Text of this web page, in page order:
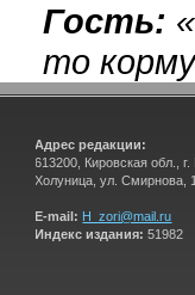
Гость: «
то
Адрес редакции:
613200, Кировская обл., г.
Холуница, ул. Смирнова,
E-mail: H_zori@mail.ru
Индекс издания: 51982